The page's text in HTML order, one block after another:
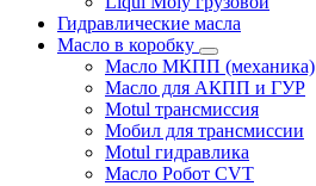
Гидравлические масла
Масло в коробку
Масло МКПП (механика)
Масло для АКПП и ГУР
Motul трансмиссия
Мобил для трансмиссии
Motul гидравлика
Масло Робот CVT